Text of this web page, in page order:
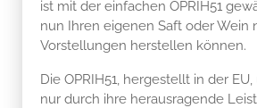
ist mit der einfachen OPRIH51
nun Ihren eigenen Saft oder Wein
Vorstellungen herstellen können.
Die OPRIH51, hergestellt in der
nur durch ihre herausragende